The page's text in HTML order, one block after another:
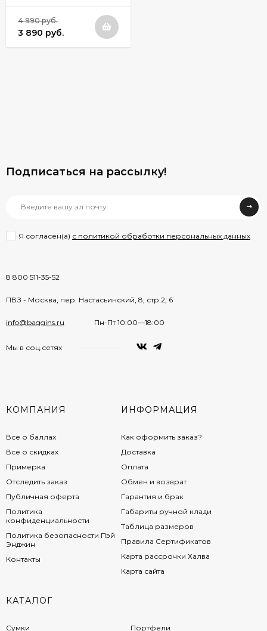
4 990 руб.
3 890 руб.
Подписаться на рассылкy!
Я согласен(a) с политикой обработки персональных данных
8 800 511-35-52
ПВЗ - Москва, пер. Настасьинский, 8, стр.2, 6
info@baggins.ru Пн-Пт 10:00—18:00
Мы в соц.сетях
КОМПАНИЯ
Все о баллах
Все о скидках
Примерка
Отследить заказ
Публичная оферта
Политика
конфиденциальности
Политика безопасности Пэй
Энджин
Контакты
ИНФОРМАЦИЯ
Как оформить заказ?
Доставка
Оплата
Обмен и возврат
Гарантия и брак
Габариты ручной клади
Таблица размеров
Правила Сертификатов
Карта рассрочки Халва
Карта сайта
КАТАЛОГ
Сумки Портфели